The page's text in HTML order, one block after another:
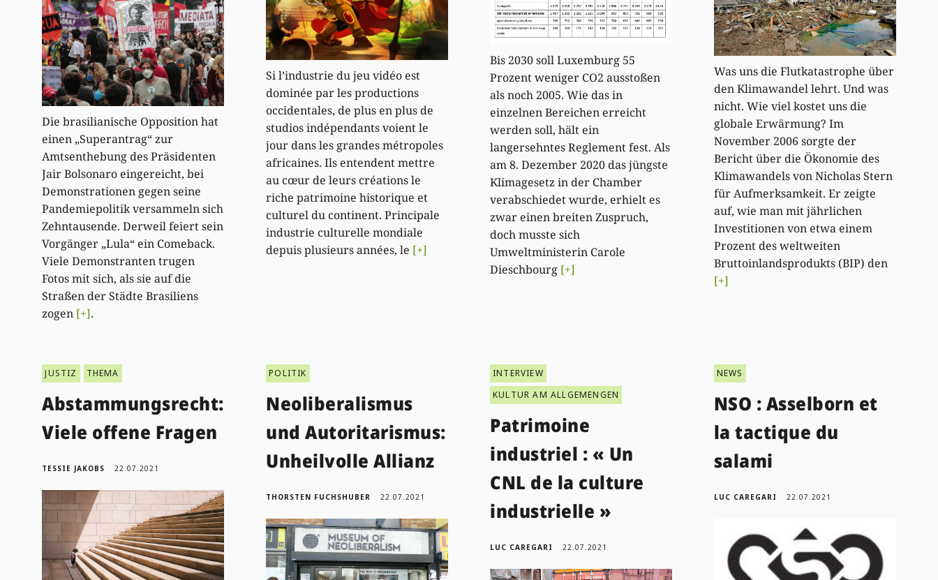
Die brasilianische Opposition hat
einen „Superantrag“ zur
Amtsenthebung des Präsidenten
Jair Bolsonaro eingereicht, bei
Demonstrationen gegen seine
Pandemiepolitik versammeln sich
Zehntausende. Derweil feiert sein
Vorgänger „Lula“ ein Comeback.
Viele Demonstranten trugen
Fotos mit sich, als sie auf die
Straßen der Städte Brasiliens
zogen [+].
Si l’industrie du jeu vidéo est
dominée par les productions
occidentales, de plus en plus de
studios indépendants voient le
jour dans les grandes métropoles
africaines. Ils entendent mettre
au cœur de leurs créations le
riche patrimoine historique et
culturel du continent. Principale
industrie culturelle mondiale
depuis plusieurs années, le [+]
Bis 2030 soll Luxemburg 55
Prozent weniger CO2 ausstoßen
als noch 2005. Wie das in
einzelnen Bereichen erreicht
werden soll, hält ein
langersehntes Reglement fest. Als
am 8. Dezember 2020 das jüngste
Klimagesetz in der Chamber
verabschiedet wurde, erhielt es
zwar einen breiten Zuspruch,
doch musste sich
Umweltministerin Carole
Dieschbourg [+]
Was uns die Flutkatastrophe über
den Klimawandel lehrt. Und was
nicht. Wie viel kostet uns die
globale Erwärmung? Im
November 2006 sorgte der
Bericht über die Ökonomie des
Klimawandels von Nicholas Stern
für Aufmerksamkeit. Er zeigte
auf, wie man mit jährlichen
Investitionen von etwa einem
Prozent des weltweiten
Bruttoinlandsprodukts (BIP) den
[+]
JUSTIZ THEMA
Abstammungsrecht:
Viele offene Fragen
TESSIE JAKOBS 22.07.2021
POLITIK
Neoliberalismus
und Autoritarismus:
Unheilvolle Allianz
THORSTEN FUCHSHUBER 22.07.2021
INTERVIEW
KULTUR AM ALLGEMENGEN
Patrimoine
industriel : « Un
CNL de la culture
industrielle »
LUC CAREGARI 22.07.2021
NEWS
NSO : Asselborn et
la tactique du
salami
LUC CAREGARI 22.07.2021